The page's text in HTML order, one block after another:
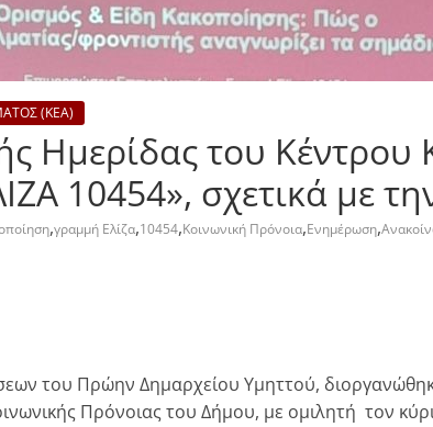
(ΚΕΑ)
Ημερίδας του Κέντρου
10454», σχετικά με
,γραμμή Ελίζα,10454,Κοινωνική Πρόνοια,Ενημέρωση,
του Πρώην Δημαρχείου Υμηττού,
Πρόνοιας του Δήμου, με ομιλητή τον